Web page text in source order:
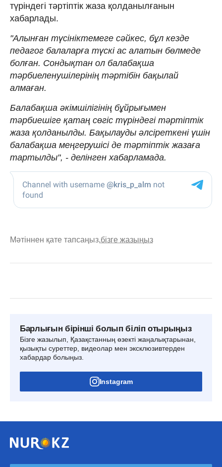
түріндегі тәртіптік жаза қолданылғанын
хабарлады.
"Алынған түсініктемеге сәйкес, бұл кезде
педагог балаларға түскі ас алатын бөлмеде
болған. Сондықтан ол балабақша
тәрбиеленушілерінің тәртібін бақылай
алмаған.
Балабақша әкімшілігінің бұйрығымен
тәрбиешіге қатаң сөгіс түріндегі тәртіптік
жаза қолданылды. Бақылауды әлсіреткені үшін
балабақша меңгерушісі де тәртіптік жазаға
тартылды", - делінген хабарламада.
Мәтіннен қате тапсаңыз,бізге жазыңыз
Барлығын бірінші болып біліп отырыңыз
Бізге жазылып, Қазақстанның өзекті жаңалықтарынан,
қызықты суреттер, видеолар мен эксклюзивтерден
хабардар болыңыз.
Instagram